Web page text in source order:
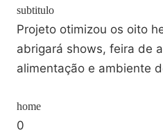
subtitulo
Projeto otimizou os oito
abrigará shows, feira de
alimentação e ambiente
home
0